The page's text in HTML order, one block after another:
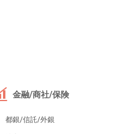
金融/商社/保険
都銀/信託/外銀